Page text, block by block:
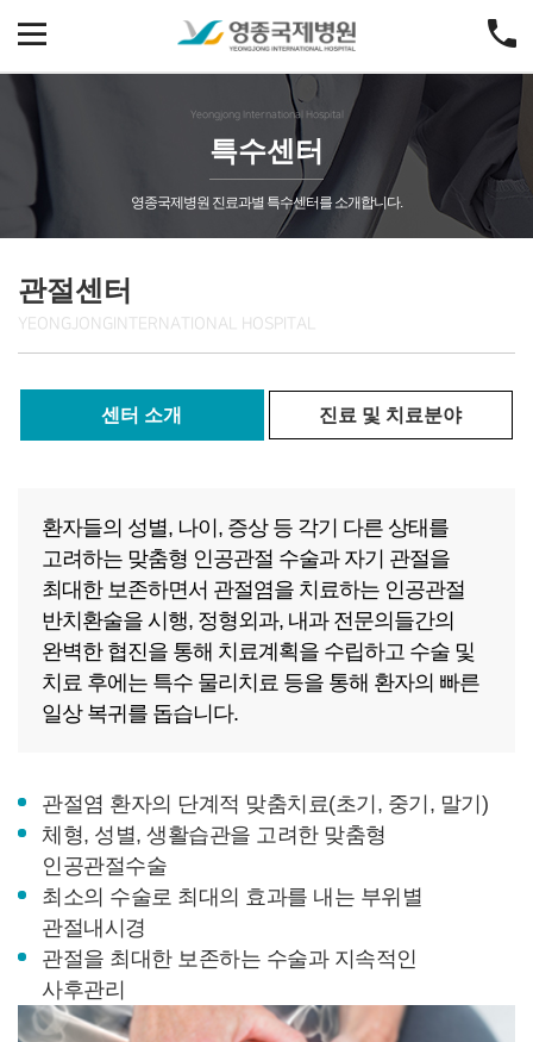
Yeongjong International Hospital
특수센터
영종국제병원 진료과별 특수센터를 소개합니다.
관절센터
YEONGJONG INTERNATIONAL HOSPITAL
센터 소개 진료 및 치료분야
환자들의 성별, 나이, 증상 등 각기 다른 상태를
고려하는 맞춤형 인공관절 수술과 자기 관절을
최대한 보존하면서 관절염을 치료하는 인공관절
반치환술을 시행, 정형외과, 내과 전문의들간의
완벽한 협진을 통해 치료계획을 수립하고 수술 및
치료 후에는 특수 물리치료 등을 통해 환자의 빠른
일상 복귀를 돕습니다.
관절염 환자의 단계적 맞춤치료(초기, 중기, 말기)
체형, 성별, 생활습관을 고려한 맞춤형
인공관절수술
최소의 수술로 최대의 효과를 내는 부위별
관절내시경
관절을 최대한 보존하는 수술과 지속적인
사후관리